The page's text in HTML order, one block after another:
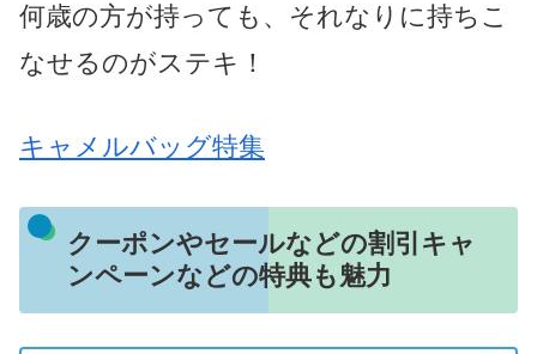
何歳の方が持っても、それなりに持ちこ
なせるのがステキ！
キャメルバッグ特集
クーポンやセールなどの割引キャ
ンペーンなどの特典も魅力